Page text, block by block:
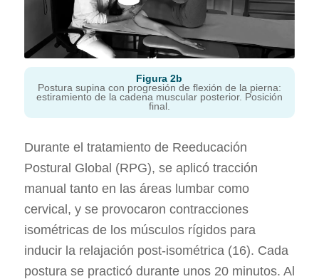
Figura 2 b
Postura supina con progresión de flexión de la pierna:
estiramiento de la cadena muscular posterior. Posición
final.
Durante el tratamiento de Reeducación
Postural Global (RPG), se aplicó tracción
manual tanto en las áreas lumbar como
cervical, y se provocaron contracciones
isométricas de los músculos rígidos para
inducir la relajación post-isométrica (16). Cada
postura se practicó durante unos 20 minutos. Al